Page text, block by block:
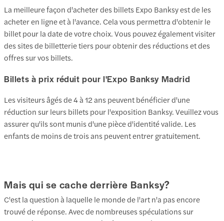
La meilleure façon d'acheter des billets Expo Banksy est de les
acheter en ligne et à l'avance. Cela vous permettra d'obtenir le
billet pour la date de votre choix. Vous pouvez également visiter
des sites de billetterie tiers pour obtenir des réductions et des
offres sur vos billets.
Billets à prix réduit pour l'Expo Banksy Madrid
Les visiteurs âgés de 4 à 12 ans peuvent bénéficier d'une
réduction sur leurs billets pour l'exposition Banksy. Veuillez vous
assurer qu'ils sont munis d'une pièce d'identité valide. Les
enfants de moins de trois ans peuvent entrer gratuitement.
Mais qui se cache derrière Banksy?
C'est la question à laquelle le monde de l'art n'a pas encore
trouvé de réponse. Avec de nombreuses spéculations sur